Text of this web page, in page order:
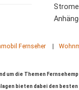
Fernseher
die Themen
bieten dabei den